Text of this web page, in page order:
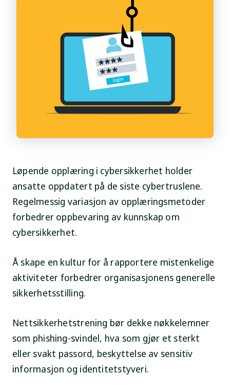
Løpende opplæring i cybersikkerhet holder
ansatte oppdatert på de siste cybertruslene.
Regelmessig variasjon av opplæringsmetoder
forbedrer oppbevaring av kunnskap om
cybersikkerhet.
Å skape en kultur for å rapportere mistenkelige
aktiviteter forbedrer organisasjonens generelle
sikkerhetsstilling.
Nettsikkerhetstrening bør dekke nøkkelemner
som phishing-svindel, hva som gjør et sterkt
eller svakt passord, beskyttelse av sensitiv
informasjon og identitetstyveri.